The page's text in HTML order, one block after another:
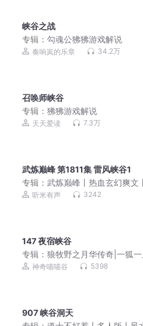
峡谷之战
专辑：勾魂公狒狒游戏解说
奏响岚的乐章 34.2万
召唤师峡谷
专辑：狒狒游戏解说
天天爱读 7.3万
武炼巅峰 第1811集 雷风峡谷1
专辑：武炼巅峰丨热血玄幻爽文
有声剧
听米有声 3242
147 夜宿峡谷
专辑：狼牧野之月华传奇|一狐一
年|奇幻冒险
神奇喵喵谷 5398
907 峡谷洞天